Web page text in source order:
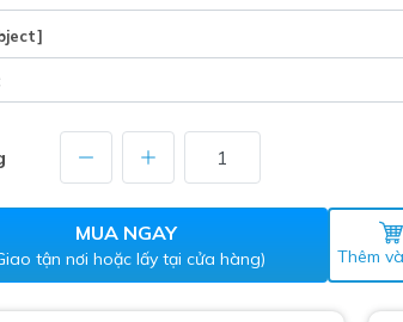
Máy nước nóng gián tiếp
Lộc Nghi lựa
MUA NGAY
tận nơi hoặc lấy tại cửa hàng) Thêm